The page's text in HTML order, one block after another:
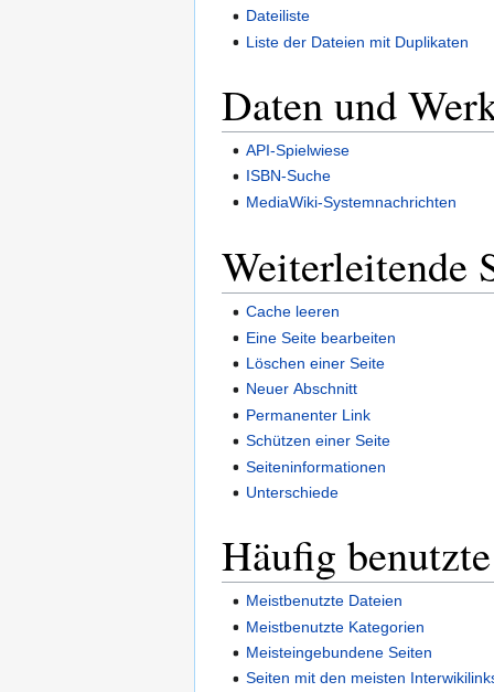
Dateiliste
Liste der Dateien mit Duplikaten
Daten und
API-Spielwiese
ISBN-Suche
MediaWiki-Systemnachrichten
Weiterleitende
Cache leeren
Eine Seite bearbeiten
Löschen einer Seite
Neuer Abschnitt
Permanenter Link
Schützen einer Seite
Seiteninformationen
Unterschiede
Häufig
Meistbenutzte Dateien
Meistbenutzte Kategorien
Meisteingebundene Seiten
Seiten mit den meisten